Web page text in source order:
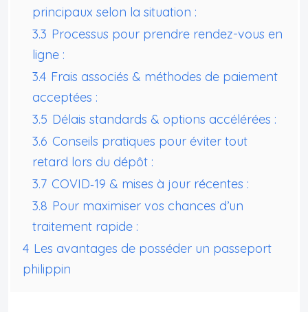
principaux selon la situation :
3.3 Processus pour prendre rendez-vous en
ligne :
3.4 Frais associés & méthodes de paiement
acceptées :
3.5 Délais standards & options accélérées :
3.6 Conseils pratiques pour éviter tout
retard lors du dépôt :
3.7 COVID‑19 & mises à jour récentes :
3.8 Pour maximiser vos chances d’un
traitement rapide :
4 Les avantages de posséder un passeport
philippin